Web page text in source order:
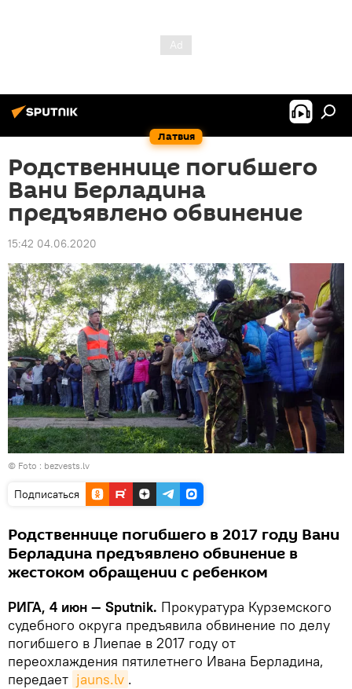
Латвия
Родственнице погибшего
Вани Берладина
предъявлено обвинение
15:42 04.06.2020
© Foto : bezvests.lv
Подписаться
Родственнице погибшего в 2017 году Вани
Берладина предъявлено обвинение в
жестоком обращении с ребенком
РИГА, 4 июн — Sputnik. Прокуратура Курземского
судебного округа предъявила обвинение по делу
погибшего в Лиепае в 2017 году от
переохлаждения пятилетнего Ивана Берладина,
передает jauns.lv .